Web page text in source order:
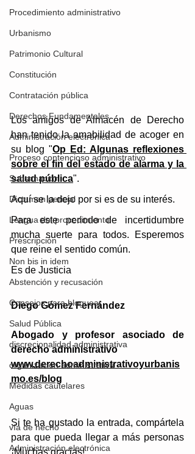
Procedimiento administrativo
Urbanismo
Patrimonio Cultural
Constitución
Contratación pública
Derechos Fundamentales
Administración electrónica
Proceso contencioso administrativo
Subsanación
Dictamen pericial
Lengua del procedimiento
Prescripción
Non bis in idem
Abstención y recusación
Consejos para bloguear
Salud Pública
discrecionalidad administrativa
organización administrativa
Medidas cautelares
Aguas
vía de hecho
Administración electrónica
Los amigos de Almacén de Derecho
han tenido la amabilidad de acoger en
su blog "Op Ed: Algunas reflexiones
sobre el fin del estado de alarma y la
salud pública".
Aquí se la dejo por si es de su interés.
Para este periodo de incertidumbre
mucha suerte para todos. Esperemos
que reine el sentido común.
Es de Justicia
Diego Gómez Fernández
Abogado y profesor asociado de
derecho administrativo
www.derechoadministrativoyurbanis
mo.es/blog
Si te ha gustado la entrada, compártela
para que pueda llegar a más personas
¡Muchas gracias!